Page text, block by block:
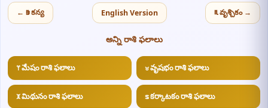
← ♍ కన్య English Version ♏ వృశ్చికం →
అన్ని రాశి ఫలాలు
♈ మేషం రాశి ఫలాలు ♉ వృషభం రాశి ఫలాలు
♊ మిథునం రాశి ఫలాలు ♋ కర్కాటకం రాశి ఫలాలు